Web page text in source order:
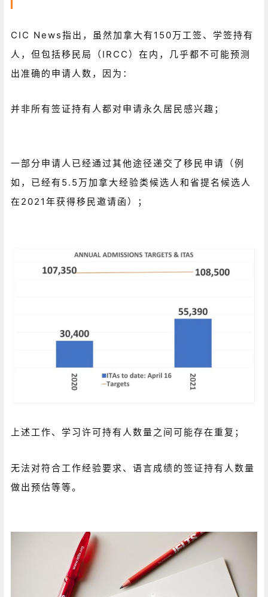
CIC News指出，虽然加拿大有150万工签、学签持有
人，但包括移民局（IRCC）在内，几乎都不可能预测
出准确的申请人数，因为：
并非所有签证持有人都对申请永久居民感兴趣；
一部分申请人已经通过其他途径递交了移民申请（例
如，已经有5.5万加拿大经验类候选人和省提名候选人
在2021年获得移民邀请函）；
上述工作、学习许可持有人数量之间可能存在重复；
无法对符合工作经验要求、语言成绩的签证持有人数量
做出预估等等。